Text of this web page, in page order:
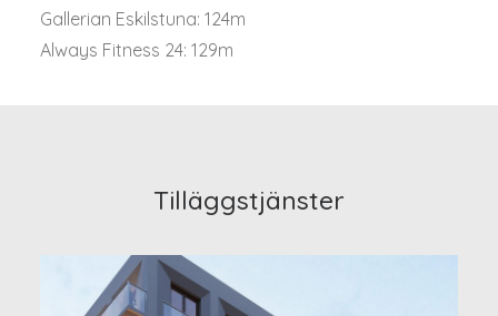
Gallerian Eskilstuna: 124m
Always Fitness 24: 129m
Tilläggstjänster